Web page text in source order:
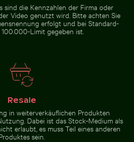
sind die Kennzahlen der Firma oder
Video genutzt wird. Bitte achten Sie
erfolgt und bei Standard-
Limit gegeben ist.
Resale
in weiterverkäuflichen Produkten
Dabei ist das Stock-Medium als
erlaubt, es muss Teil eines anderen
sein.